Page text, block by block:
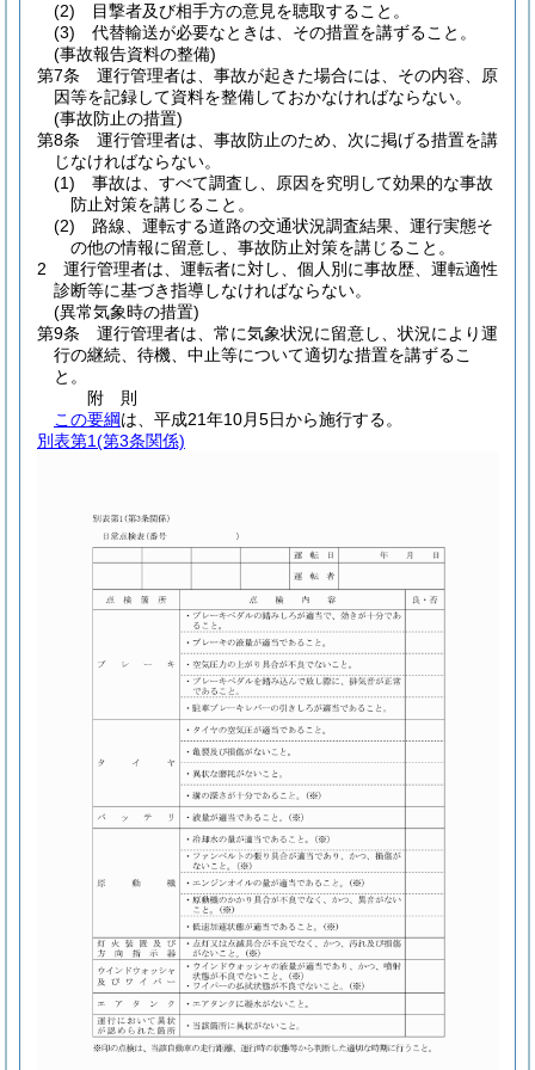
(2)
目撃者及び相手方の意見を聴取すること。
(3)
代替輸送が必要なときは、その措置を講ずること。
(事故報告資料の整備)
第7条
運行管理者は、事故が起きた場合には、その内容、原
因等を記録して資料を整備しておかなければならない。
(事故防止の措置)
第8条
運行管理者は、事故防止のため、次に掲げる措置を講
じなければならない。
(1)
事故は、すべて調査し、原因を究明して効果的な事故
防止対策を講じること。
(2)
路線、運転する道路の交通状況調査結果、運行実態そ
の他の情報に留意し、事故防止対策を講じること。
2
運行管理者は、運転者に対し、個人別に事故歴、運転適性
診断等に基づき指導しなければならない。
(異常気象時の措置)
第9条
運行管理者は、常に気象状況に留意し、状況により運
行の継続、待機、中止等について適切な措置を講ずるこ
と。
附 則
この要綱は、平成21年10月5日から施行する。
別表第1(第3条関係)